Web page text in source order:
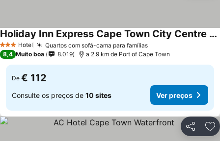
3 EstrelasHotel Quartos com sofá-cama para famílias
Holiday Inn Express Cape Town City Centre By Ihg
8,4 Muito boa 8.019 a 2.9 km de Port of Cape Town
De € 112
Consulte os preços de 10 sites Ver preços
Partilhar